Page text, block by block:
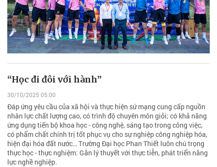
“Học đi đôi với hành”
30/10/2025 05:00
Đáp ứng yêu cầu của xã hội và thực hiện sứ mạng cung cấp nguồn
nhân lực chất lượng cao, có trình độ chuyên môn giỏi; có khả năng
ứng dụng tiến bộ khoa học - công nghệ, sáng tạo trong công việc,
có phẩm chất chính trị tốt phục vụ cho sự nghiệp công nghiệp hóa,
hiện đại hóa đất nước… Trường Đại học Phan Thiết luôn chú trọng
thực học - thực nghiệm: Gắn lý thuyết với thực tiễn, phát triển năng
lực nghề nghiệp.